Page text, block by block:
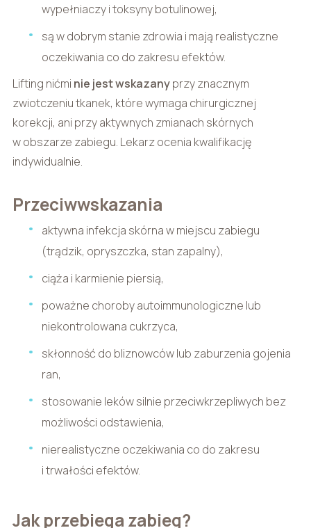
wypełniaczy i toksyny botulinowej,
są w dobrym stanie zdrowia i mają realistyczne
oczekiwania co do zakresu efektów.
Lifting nićmi nie jest wskazanyprzy znacznym
zwiotczeniu tkanek, które wymaga chirurgicznej
korekcji, ani przy aktywnych zmianach skórnych
w obszarze zabiegu. Lekarz ocenia kwalifikację
indywidualnie.
Przeciwwskazania
aktywna infekcja skórna w miejscu zabiegu
(trądzik, opryszczka, stan zapalny),
ciąża i karmienie piersią,
poważne choroby autoimmunologiczne lub
niekontrolowana cukrzyca,
skłonność do bliznowców lub zaburzenia gojenia
ran,
stosowanie leków silnie przeciwkrzepliwych bez
możliwości odstawienia,
nierealistyczne oczekiwania co do zakresu
i trwałości efektów.
Jak przebiega zabieg?